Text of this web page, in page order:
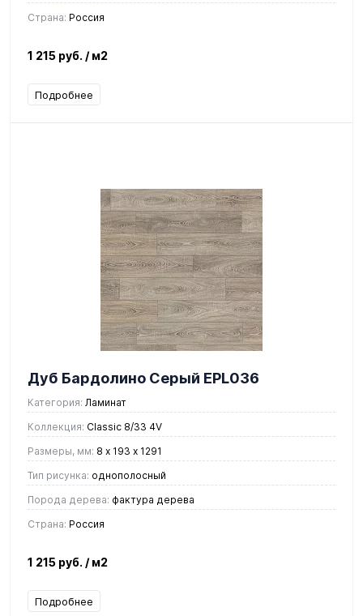
Страна: Россия
1 215 руб. / м2
Подробнее
Дуб Бардолино Серый EPL036
Категория: Ламинат
Коллекция: Classic 8/33 4V
Размеры, мм: 8 х 193 х 1291
Тип рисунка: однополосный
Порода дерева: фактура дерева
Страна: Россия
1 215 руб. / м2
Подробнее